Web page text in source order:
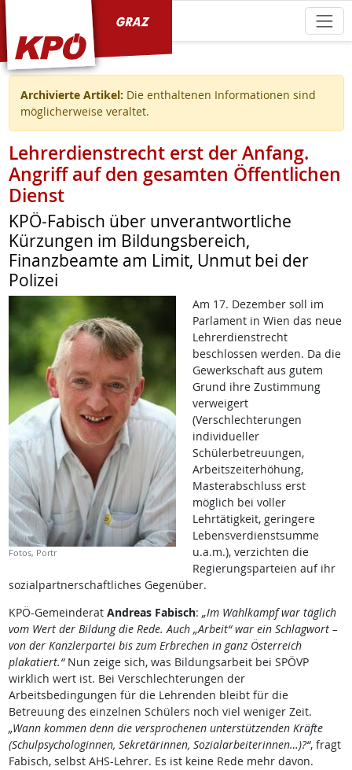
Archivierte Artikel: Die enthaltenen Informationen sind
möglicherweise veraltet.
Lehrerdienstrecht erst der Anfang.
Angriff auf den gesamten Öffentlichen
Dienst
KPÖ-Fabisch über unverantwortliche
Kürzungen im Bildungsbereich,
Finanzbeamte am Limit, Unmut bei der
Polizei
Fotos, Portr
Am 17. Dezember soll im
Parlament in Wien das neue
Lehrerdienstrecht
beschlossen werden. Da die
Gewerkschaft aus gutem
Grund ihre Zustimmung
verweigert
(Verschlechterungen
individueller
Schülerbetreuungen,
Arbeitszeiterhöhung,
Masterabschluss erst
möglich bei voller
Lehrtätigkeit, geringere
Lebensverdienstsumme
u.a.m.), verzichten die
Regierungsparteien auf ihr
sozialpartnerschaftliches Gegenüber.
KPÖ-Gemeinderat Andreas Fabisch: „Im Wahlkampf war täglich
vom Wert der Bildung die Rede. Auch „Arbeit“ war ein Schlagwort –
von der Kanzlerpartei bis zum Erbrechen in ganz Österreich
plakatiert.“Nun zeige sich, was Bildungsarbeit bei SPÖVP
wirklich wert ist. Bei Verschlechterungen der
Arbeitsbedingungen für die Lehrenden bleibt für die
Betreuung des einzelnen Schülers noch viel weniger Zeit.
„Wann kommen denn die versprochenen unterstützenden Kräfte
(Schulpsychologinnen, Sekretärinnen, Sozialarbeiterinnen…)?“, fragt
Fabisch, selbst AHS-Lehrer. Es ist keine Rede mehr davon.